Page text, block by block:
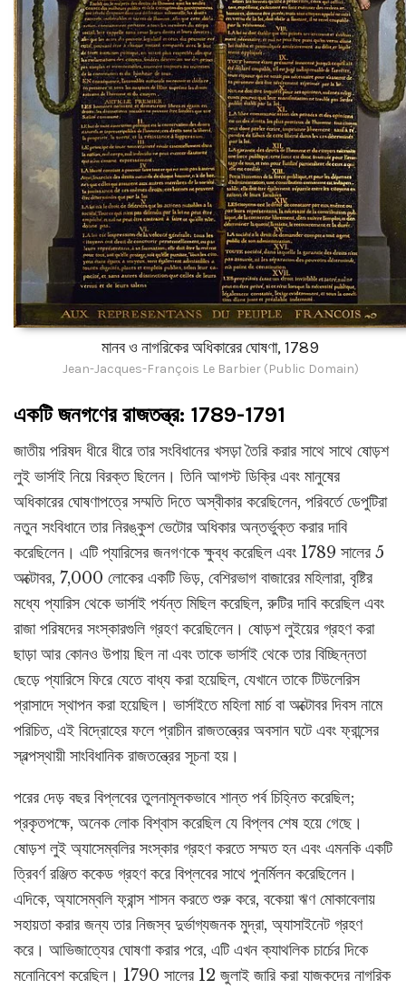
মানব ও নাগরিকের অধিকারের ঘোষণা, 1789
Jean-Jacques-François Le Barbier (Public Domain)
একটি জনগণের রাজতন্ত্র: 1789-1791
জাতীয় পরিষদ ধীরে ধীরে তার সংবিধানের খসড়া তৈরি করার সাথে সাথে ষোড়শ
লুই ভার্সাই নিয়ে বিরক্ত ছিলেন। তিনি আগস্ট ডিক্রি এবং মানুষের
অধিকারের ঘোষণাপত্রে সম্মতি দিতে অস্বীকার করেছিলেন, পরিবর্তে ডেপুটিরা
নতুন সংবিধানে তার নিরঙ্কুশ ভেটোর অধিকার অন্তর্ভুক্ত করার দাবি
করেছিলেন। এটি প্যারিসের জনগণকে ক্ষুব্ধ করেছিল এবং 1789 সালের 5
অক্টোবর, 7,000 লোকের একটি ভিড়, বেশিরভাগ বাজারের মহিলারা, বৃষ্টির
মধ্যে প্যারিস থেকে ভার্সাই পর্যন্ত মিছিল করেছিল, রুটির দাবি করেছিল এবং
রাজা পরিষদের সংস্কারগুলি গ্রহণ করেছিলেন। ষোড়শ লুইয়ের গ্রহণ করা
ছাড়া আর কোনও উপায় ছিল না এবং তাকে ভার্সাই থেকে তার বিচ্ছিন্নতা
ছেড়ে প্যারিসে ফিরে যেতে বাধ্য করা হয়েছিল, যেখানে তাকে টিউলেরিস
প্রাসাদে স্থাপন করা হয়েছিল। ভার্সাইতে মহিলা মার্চ বা অক্টোবর দিবস নামে
পরিচিত, এই বিদ্রোহের ফলে প্রাচীন রাজতন্ত্রের অবসান ঘটে এবং ফ্রান্সের
স্বল্পস্থায়ী সাংবিধানিক রাজতন্ত্রের সূচনা হয়।
পরের দেড় বছর বিপ্লবের তুলনামূলকভাবে শান্ত পর্ব চিহ্নিত করেছিল;
প্রকৃতপক্ষে, অনেক লোক বিশ্বাস করেছিল যে বিপ্লব শেষ হয়ে গেছে।
ষোড়শ লুই অ্যাসেম্বলির সংস্কার গ্রহণ করতে সম্মত হন এবং এমনকি একটি
ত্রিবর্ণ রঞ্জিত ককেড গ্রহণ করে বিপ্লবের সাথে পুনর্মিলন করেছিলেন।
এদিকে, অ্যাসেম্বলি ফ্রান্স শাসন করতে শুরু করে, বকেয়া ঋণ মোকাবেলায়
সহায়তা করার জন্য তার নিজস্ব দুর্ভাগ্যজনক মুদ্রা, অ্যাসাইনেট গ্রহণ
করে। আভিজাত্যের ঘোষণা করার পরে, এটি এখন ক্যাথলিক চার্চের দিকে
মনোনিবেশ করেছিল। 1790 সালের 12 জুলাই জারি করা যাজকদের নাগরিক